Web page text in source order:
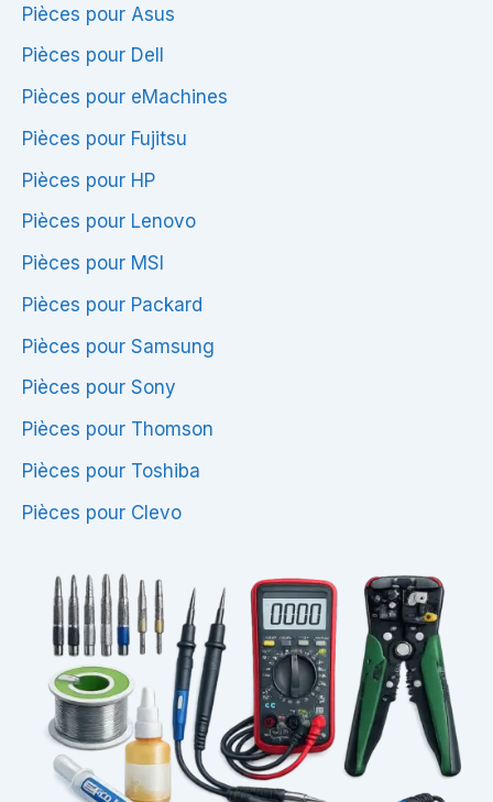
Pièces pour Asus
Pièces pour Dell
Pièces pour eMachines
Pièces pour Fujitsu
Pièces pour HP
Pièces pour Lenovo
Pièces pour MSI
Pièces pour Packard
Pièces pour Samsung
Pièces pour Sony
Pièces pour Thomson
Pièces pour Toshiba
Pièces pour Clevo